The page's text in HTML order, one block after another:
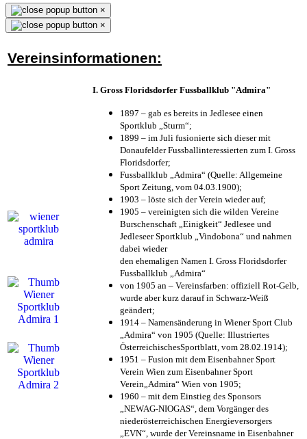
×
×
Vereinsinformationen:
I. Gross Floridsdorfer Fussballklub "Admira"
1897 – gab es bereits in Jedlesee einen
Sportklub „Sturm“;
1899 – im Juli fusionierte sich dieser mit
Donaufelder Fussballinteressierten zum I. Gross
Floridsdorfer;
Fussballklub „Admira“ (Quelle: Allgemeine
Sport Zeitung, vom 04.03.1900);
1903 – löste sich der Verein wieder auf;
1905 – vereinigten sich die wilden Vereine
Burschenschaft „Einigkeit“ Jedlesee und
Jedleseer Sportklub „Vindobona“ und nahmen
dabei wieder
den ehemaligen Namen I. Gross Floridsdorfer
Fussballklub „Admira“
von 1905 an – Vereinsfarben: offiziell Rot-Gelb,
wurde aber kurz darauf in Schwarz-Weiß
geändert;
1914 – Namensänderung in Wiener Sport Club
„Admira“ von 1905 (Quelle: Illustriertes
ÖsterreichischesSportblatt, vom 28.02.1914);
1951 – Fusion mit dem Eisenbahner Sport
Verein Wien zum Eisenbahner Sport
Verein„Admira“ Wien von 1905;
1960 – mit dem Einstieg des Sponsors
„NEWAG-NIOGAS“, dem Vorgänger des
niederösterreichischen Energieversorgers
„EVN“, wurde der Vereinsname in Eisenbahner